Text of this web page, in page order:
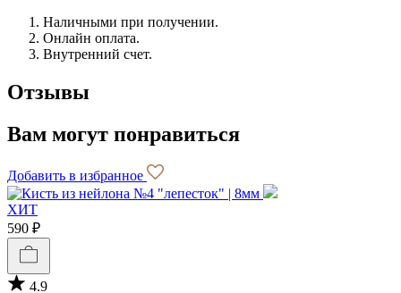
Наличными при получении.
Онлайн оплата.
Внутренний счет.
Отзывы
Вам могут понравиться
Добавить в избранное
ХИТ
590 ₽
4.9